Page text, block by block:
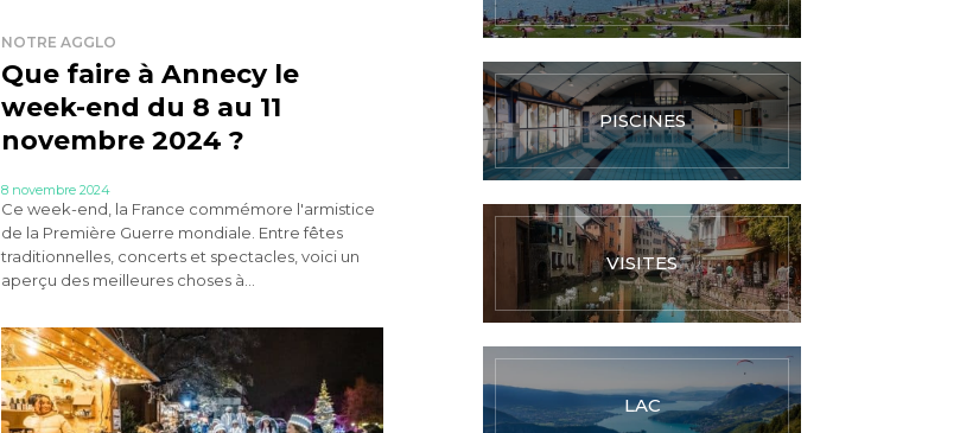
NOTRE AGGLO
Que faire à Annecy le
week-end du 8 au 11
novembre 2024 ?
8 novembre 2024
Ce week-end, la France commémore l'armistice
de la Première Guerre mondiale. Entre fêtes
traditionnelles, concerts et spectacles, voici un
aperçu des meilleures choses à...
PISCINES
VISITES
LAC